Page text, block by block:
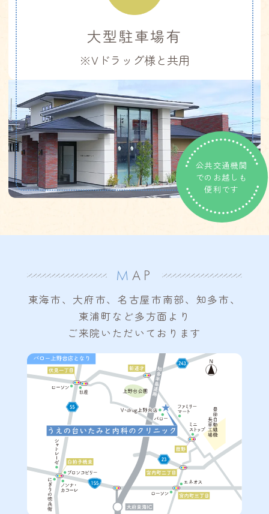
5月3日（日）〜7日（木）
※5月1日、2日については通常通り診療を行い
ます。
2026.03.21
【4月診療時間一部変更のお知らせ】
スタッフ研修等のため、診療時間が変更とな
っておりますのでご注意ください。
2025年4月8日（水） 午後診療のみ行います
（16:00〜18:30）
公共交通機関
でのお越しも
便利です
大型駐車場有
※Vドラッグ様と共用
MAP
東海市、大府市、名古屋市南部、知多市、
東浦町など多方面より
ご来院いただいております